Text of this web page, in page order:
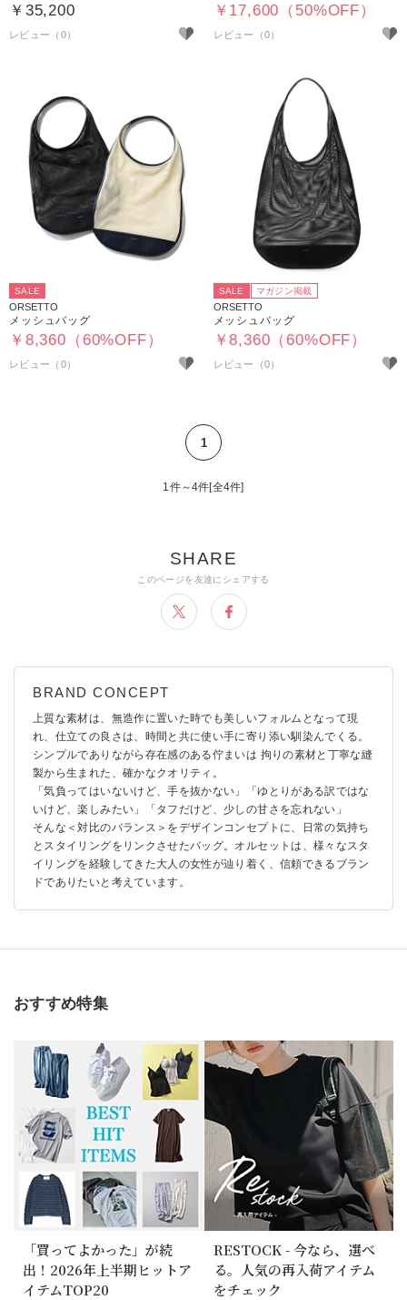
￥35,200 ￥17,600（50%OFF）
SALE
ORSETTO
メッシュバッグ
￥8,360（60%OFF）
SALE マガジン掲載
ORSETTO
メッシュバッグ
￥8,360（60%OFF）
1
1件～4件[全4件]
上質な素材は、無造作に置いた時でも美しいフォルムとなって現
れ、仕立ての良さは、時間と共に使い手に寄り添い馴染んでくる。
シンプルでありながら存在感のある佇まいは 拘りの素材と丁寧な縫
製から生まれた、確かなクオリティ。
「気負ってはいないけど、手を抜かない」「ゆとりがある訳ではな
いけど、楽しみたい」「タフだけど、少しの甘さを忘れない」
そんな＜対比のバランス＞をデザインコンセプトに、日常の気持ち
とスタイリングをリンクさせたバッグ。オルセットは、様々なスタ
イリングを経験してきた大人の女性が辿り着く、信頼できるブラン
ドでありたいと考えています。
おすすめ特集
「買ってよかった」が続
出！2026年上半期ヒットア
イテムTOP20
RESTOCK - 今なら、選べ
る。人気の再入荷アイテム
をチェック